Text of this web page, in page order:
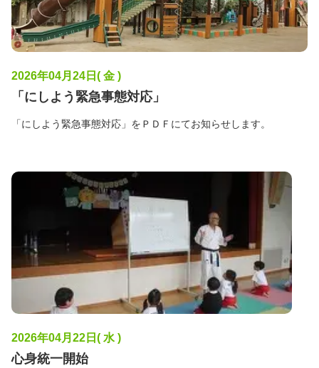
2026年04月24日( 金 )
「にしよう緊急事態対応」
「にしよう緊急事態対応」をＰＤＦにてお知らせします。
2026年04月22日( 水 )
心身統一開始